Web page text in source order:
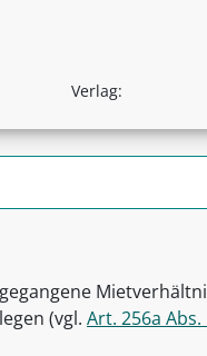
Verlag:
(vgl. Art. 256a Abs.